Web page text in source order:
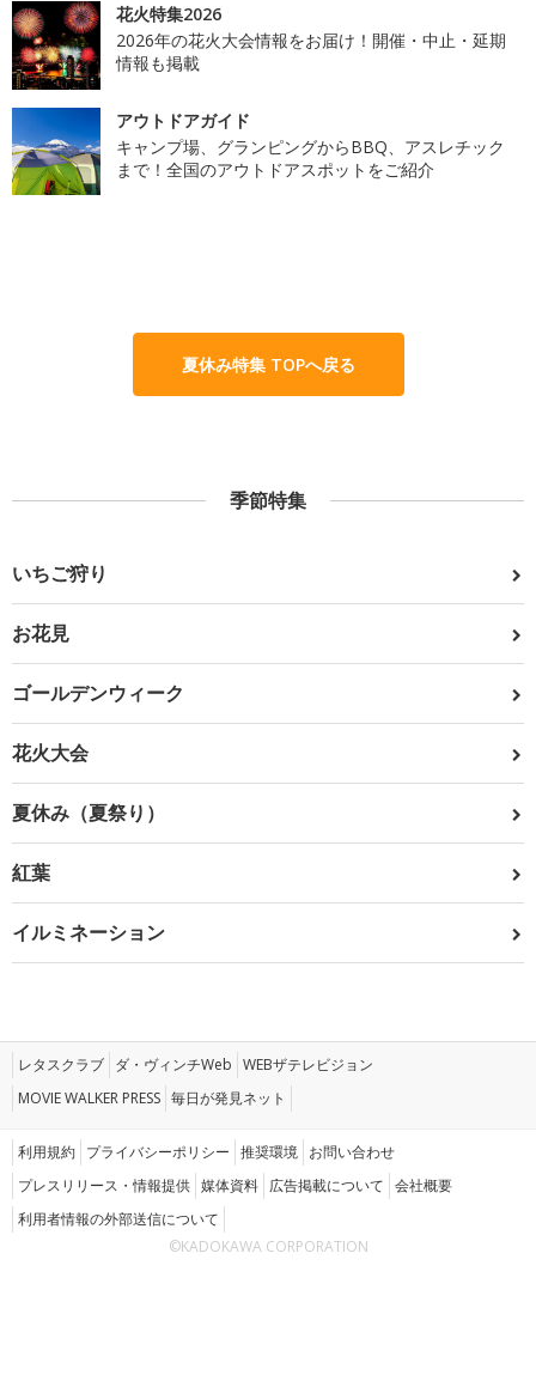
花火特集2026
2026年の花火大会情報をお届け！開催・中止・延期
情報も掲載
アウトドアガイド
キャンプ場、グランピングからBBQ、アスレチック
まで！全国のアウトドアスポットをご紹介
夏休み特集 TOPへ戻る
季節特集
いちご狩り
お花見
ゴールデンウィーク
花火大会
夏休み（夏祭り）
紅葉
イルミネーション
レタスクラブ ダ・ヴィンチWeb WEBザテレビジョン
MOVIE WALKER PRESS 毎日が発見ネット
利用規約 プライバシーポリシー 推奨環境 お問い合わせ
プレスリリース・情報提供 媒体資料 広告掲載について 会社概要
利用者情報の外部送信について
©KADOKAWA CORPORATION